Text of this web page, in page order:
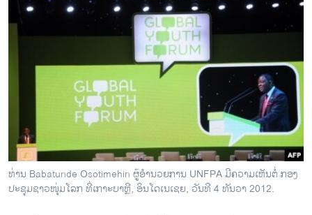
ອິດສະຫຼະພາບດ້ານການຂ່າວ
ຊີວິດຊາວລາວ
ຊຸມຊົນຊາວລາວ
ວິທະຍາສາດ-ເທັກໂນໂລຈີ
ພາສາອັງກິດ
ວີດີໂອ
ສຽງ
ທ່ານ Babatunde Osotimehin ຜູ້ອໍານວຍການ UNFPA ມີຄວາມເຫັນຕໍ່ ກອງ
ປະຊຸມຊາວໜຸ່ມໂລກ ທີ່ເກາະບາຫຼີ, ອິນໂດເນເຊຍ, ວັນທີ 4 ທັນວາ 2012.